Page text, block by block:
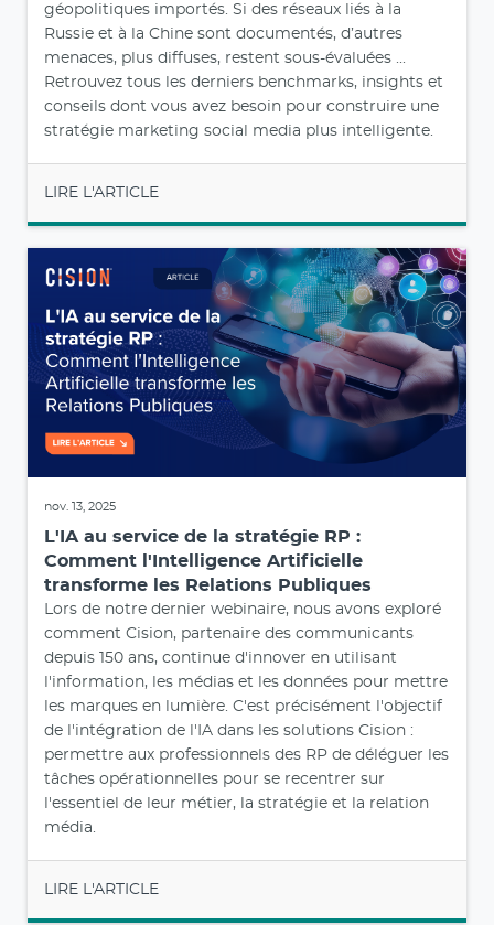
géopolitiques importés. Si des réseaux liés à la
Russie et à la Chine sont documentés, d’autres
menaces, plus diffuses, restent sous-évaluées ...
Retrouvez tous les derniers benchmarks, insights et
conseils dont vous avez besoin pour construire une
stratégie marketing social media plus intelligente.
LIRE L'ARTICLE
nov. 13, 2025
L'IA au service de la stratégie RP :
Comment l'Intelligence Artificielle
transforme les Relations Publiques
Lors de notre dernier webinaire, nous avons exploré
comment Cision, partenaire des communicants
depuis 150 ans, continue d'innover en utilisant
l'information, les médias et les données pour mettre
les marques en lumière. C'est précisément l'objectif
de l'intégration de l'IA dans les solutions Cision :
permettre aux professionnels des RP de déléguer les
tâches opérationnelles pour se recentrer sur
l'essentiel de leur métier, la stratégie et la relation
média.
LIRE L'ARTICLE